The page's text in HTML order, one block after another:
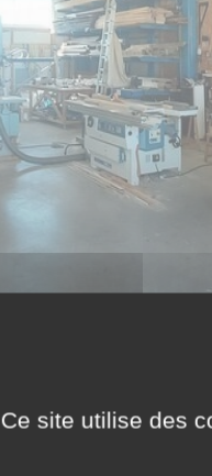
Ce site utilise des